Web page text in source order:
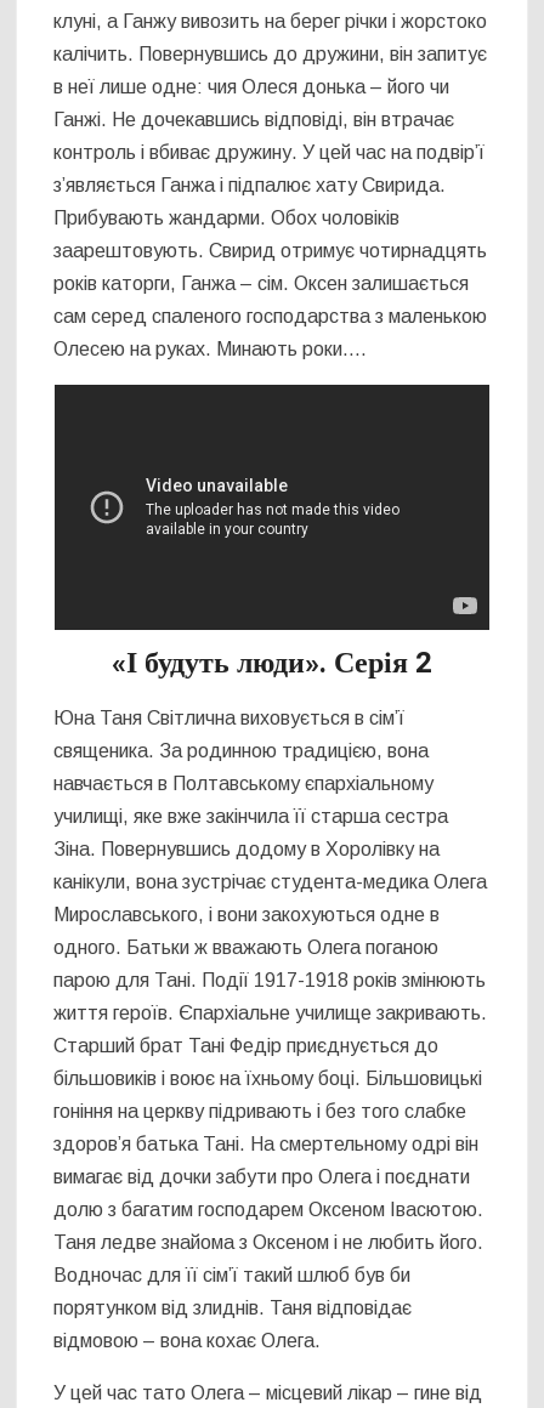
клуні, а Ганжу вивозить на берег річки і жорстоко
калічить. Повернувшись до дружини, він запитує
в неї лише одне: чия Олеся донька – його чи
Ганжі. Не дочекавшись відповіді, він втрачає
контроль і вбиває дружину. У цей час на подвір’ї
з’являється Ганжа і підпалює хату Свирида.
Прибувають жандарми. Обох чоловіків
заарештовують. Свирид отримує чотирнадцять
років каторги, Ганжа – сім. Оксен залишається
сам серед спаленого господарства з маленькою
Олесею на руках. Минають роки….
«І будуть люди». Серія 2
Юна Таня Світлична виховується в сім’ї
священика. За родинною традицією, вона
навчається в Полтавському єпархіальному
училищі, яке вже закінчила її старша сестра
Зіна. Повернувшись додому в Хоролівку на
канікули, вона зустрічає студента-медика Олега
Мирославського, і вони закохуються одне в
одного. Батьки ж вважають Олега поганою
парою для Тані. Події 1917-1918 років змінюють
життя героїв. Єпархіальне училище закривають.
Старший брат Тані Федір приєднується до
більшовиків і воює на їхньому боці. Більшовицькі
гоніння на церкву підривають і без того слабке
здоров’я батька Тані. На смертельному одрі він
вимагає від дочки забути про Олега і поєднати
долю з багатим господарем Оксеном Івасютою.
Таня ледве знайома з Оксеном і не любить його.
Водночас для її сім’ї такий шлюб був би
порятунком від злиднів. Таня відповідає
відмовою – вона кохає Олега.
У цей час тато Олега – місцевий лікар – гине від